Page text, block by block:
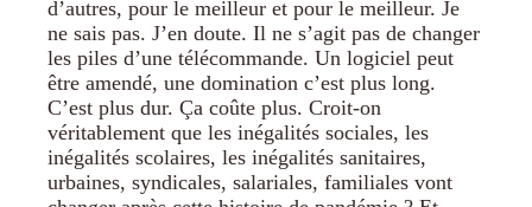
d’autres, pour le meilleur et pour le meilleur. Je
ne sais pas. J’en doute. Il ne s’agit pas de changer
les piles d’une télécommande. Un logiciel peut
être amendé, une domination c’est plus long.
C’est plus dur. Ça coûte plus. Croit-on
véritablement que les inégalités sociales, les
inégalités scolaires, les inégalités sanitaires,
urbaines, syndicales, salariales, familiales vont